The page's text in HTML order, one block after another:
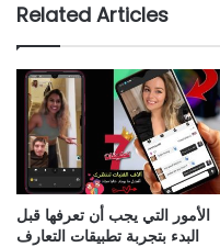
Related Articles
الأمور التي يجب أن تعرفها قبل
البدء بتجربة تطبيقات التعارف